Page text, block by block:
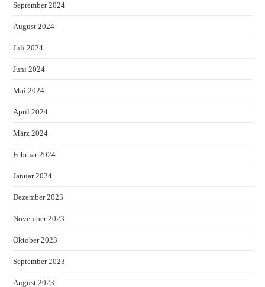
September 2024
August 2024
Juli 2024
Juni 2024
Mai 2024
April 2024
März 2024
Februar 2024
Januar 2024
Dezember 2023
November 2023
Oktober 2023
September 2023
August 2023